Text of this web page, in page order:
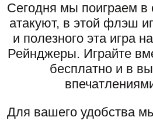
Сегодня мы поиграем
атакуют, в этой флэш
и полезного эта игра
Рейнджеры. Играйте
бесплатно и в
Для вашего удобства